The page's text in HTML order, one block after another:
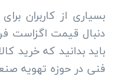
بسیاری از کاربران
دنبال قیمت اگزاست
باید بدانید که خرید
فنی در حوزه تهویه